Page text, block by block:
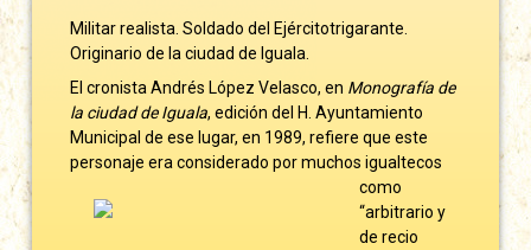
Militar realista. Soldado del Ejércitotrigarante.
Originario de la ciudad de Iguala.
El cronista Andrés López Velasco, en Monografía de
la ciudad de Iguala, edición del H. Ayuntamiento
Municipal de ese lugar, en 1989, refiere que este
personaje eraconsiderado por muchos igualtecos
como
“arbitrario y
de recio